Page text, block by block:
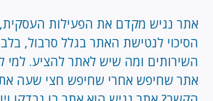
אתר נגיש מקדם את הפעילות
הסיכוי לנטישת האתר בגלל סרבול,
השירותים ומה שיש לאתר להציע. למי
אתר שחיפש אחרי שחיפש חצי שעה את